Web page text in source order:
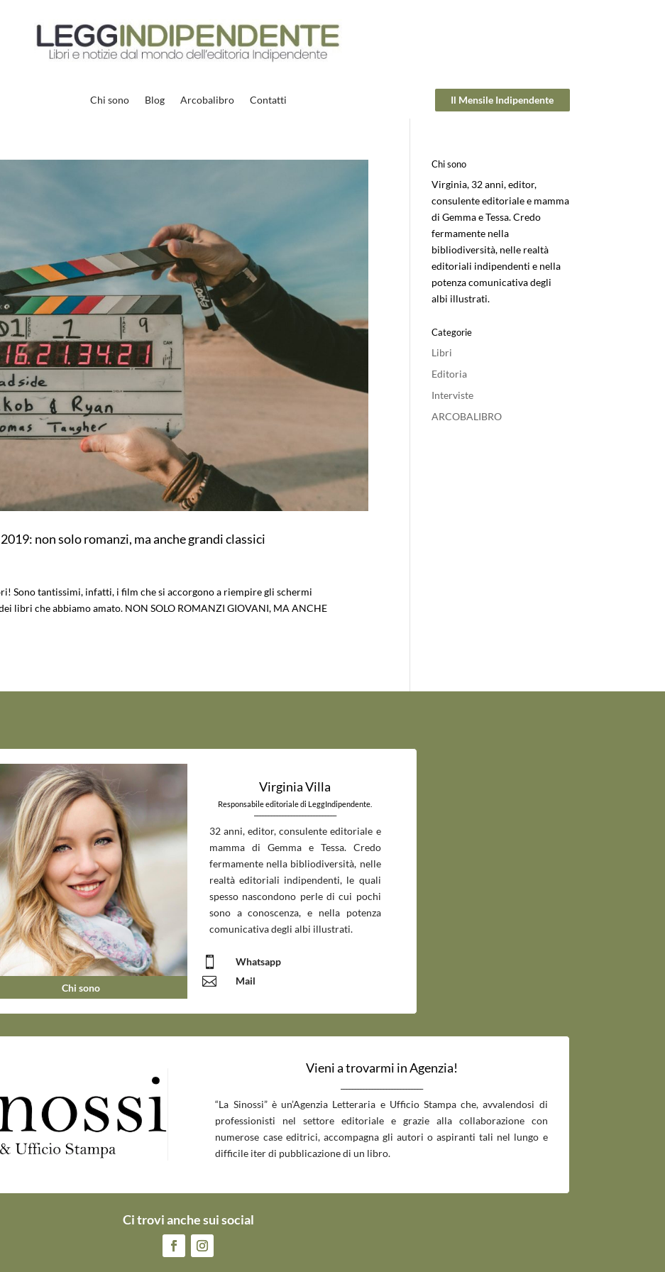
Chi sono Blog Arcobalibro Contatti Il Mensile Indipendente
non solo romanzi, ma anche grandi classici
Sono tantissimi, infatti, i film che si accorgono a riempire gli schermi
libri che abbiamo amato. NON SOLO ROMANZI GIOVANI, MA ANCHE
Chi sono
Virginia, 32 anni, editor,
consulente editoriale e mamma
di Gemma e Tessa. Credo
fermamente nella
bibliodiversità, nelle realtà
editoriali indipendenti e nella
potenza comunicativa degli
albi illustrati.
Categorie
Libri
Editoria
Interviste
ARCOBALIBRO
Chi sono
Virginia Villa
Responsabile editoriale di LeggIndipendente.
_____________________________
32 anni, editor, consulente editoriale e
mamma di Gemma e Tessa. Credo
fermamente nella bibliodiversità, nelle
realtà editoriali indipendenti, le quali
spesso nascondono perle di cui pochi
sono a conoscenza, e nella potenza
comunicativa degli albi illustrati.
 Whatsapp
 Mail
Vieni a trovarmi in Agenzia!
“La Sinossi” è un’Agenzia Letteraria e Ufficio Stampa che, avvalendosi di
professionisti nel settore editoriale e grazie alla collaborazione con
numerose case editrici, accompagna gli autori o aspiranti tali nel lungo e
difficile iter di pubblicazione di un libro.
Ci trovi anche sui social